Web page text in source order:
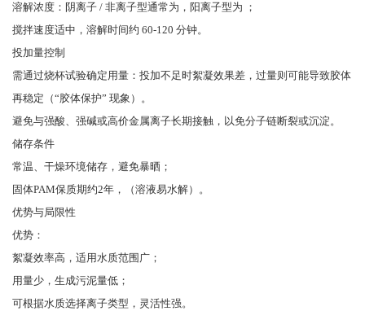
溶解浓度：阴离子 / 非离子型通常为，阳离子型为 ；
搅拌速度适中，溶解时间约 60-120 分钟。
投加量控制
需通过烧杯试验确定用量：投加不足时絮凝效果差，过量则可能导致胶体
再稳定（“胶体保护” 现象）。
避免与强酸、强碱或高价金属离子长期接触，以免分子链断裂或沉淀。
储存条件
常温、干燥环境储存，避免暴晒；
固体PAM保质期约2年，（溶液易水解）。
优势与局限性
优势：
絮凝效率高，适用水质范围广；
用量少，生成污泥量低；
可根据水质选择离子类型，灵活性强。